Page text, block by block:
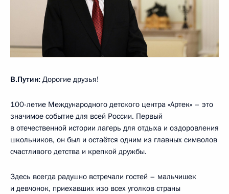
В.Путин: Дорогие друзья!
100-летие Международного детского центра «Артек» – это
значимое событие для всей России. Первый
в отечественной истории лагерь для отдыха и оздоровления
школьников, он был и остаётся одним из главных символов
счастливого детства и крепкой дружбы.
Здесь всегда радушно встречали гостей – мальчишек
и девчонок, приехавших изо всех уголков страны